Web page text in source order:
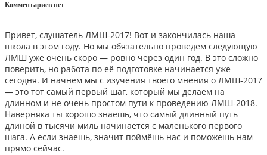
Комментариев нет
Привет, слушатель ЛМШ-2017! Вот и закончилась наша
школа в этом году. Но мы обязательно проведём следующую
ЛМШ уже очень скоро — ровно через один год. В это сложно
поверить, но работа по её подготовке начинается уже
сегодня. И начнём мы с изучения твоего мнения о ЛМШ-2017
— это тот самый первый шаг, который мы делаем на
длинном и не очень простом пути к проведению ЛМШ-2018.
Наверняка ты хорошо знаешь, что самый длинный путь
длиной в тысячи миль начинается с маленького первого
шага. А если знаешь, значит поймёшь нас и поможешь нам
прямо сейчас.